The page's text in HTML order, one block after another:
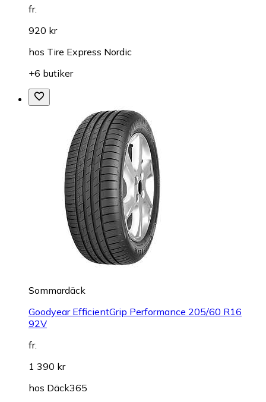
fr.
920 kr
hos Tire Express Nordic
+6 butiker
Sommardäck
Goodyear EfficientGrip Performance 205/60 R16
92V
fr.
1 390 kr
hos Däck365